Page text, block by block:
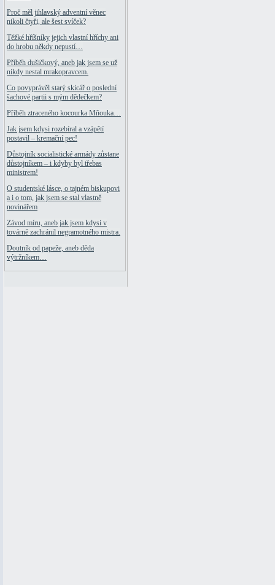
Proč měl jihlavský adventní věnec
nikoli čtyři, ale šest svíček?
Těžké hříšníky jejich vlastní hříchy ani
do hrobu někdy nepustí…
Příběh dušičkový, aneb jak jsem se už
nikdy nestal mrakopravcem.
Co povyprávěl starý skicář o poslední
šachové partii s mým dědečkem?
Příběh ztraceného kocourka Mňouka…
Jak jsem kdysi rozebíral a vzápětí
postavil – kremační pec!
Důstojník socialistické armády zůstane
důstojníkem – i kdyby byl třebas
ministrem!
O studentské lásce, o tajném biskupovi
a i o tom, jak jsem se stal vlastně
novinářem
Závod míru, aneb jak jsem kdysi v
továrně zachránil negramotného mistra.
Doutník od papeže, aneb děda
výtržníkem…